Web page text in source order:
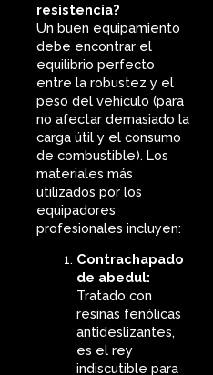
resistencia?
Un buen equipamiento
debe encontrar el
equilibrio perfecto
entre la robustez y el
peso del vehículo (para
no afectar demasiado la
carga útil y el consumo
de combustible). Los
materiales más
utilizados por los
equipadores
profesionales incluyen:
Contrachapado
de abedul:
Tratado con
resinas fenólicas
antideslizantes,
es el rey
indiscutible para